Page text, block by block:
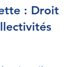
: Droit